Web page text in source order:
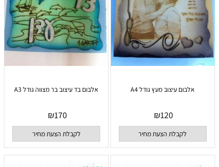
אלבום עיצוב מעץ גודל A4
₪120
לקבלת הצעת מחיר
אלבום בד עיצוב בר מצווה גודל A3
₪170
לקבלת הצעת מחיר